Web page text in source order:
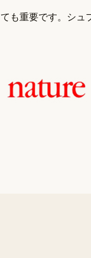
も重要です。シ